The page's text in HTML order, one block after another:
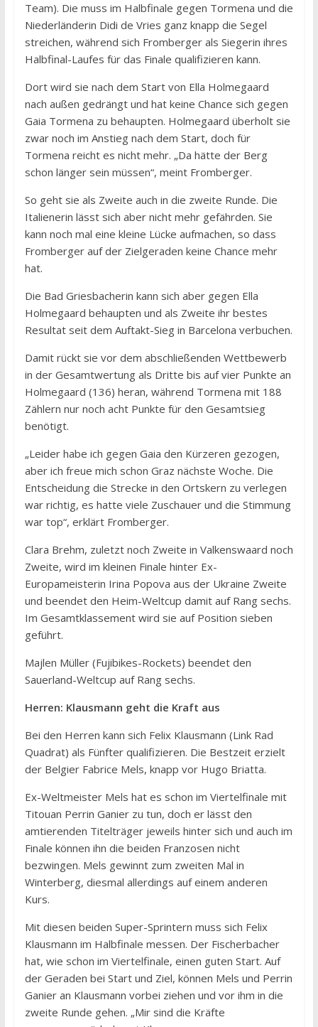
Team). Die muss im Halbfinale gegen Tormena und die
Niederländerin Didi de Vries ganz knapp die Segel
streichen, während sich Fromberger als Siegerin ihres
Halbfinal-Laufes für das Finale qualifizieren kann.
Dort wird sie nach dem Start von Ella Holmegaard
nach außen gedrängt und hat keine Chance sich gegen
Gaia Tormena zu behaupten. Holmegaard überholt sie
zwar noch im Anstieg nach dem Start, doch für
Tormena reicht es nicht mehr. „Da hätte der Berg
schon länger sein müssen“, meint Fromberger.
So geht sie als Zweite auch in die zweite Runde. Die
Italienerin lässt sich aber nicht mehr gefährden. Sie
kann noch mal eine kleine Lücke aufmachen, so dass
Fromberger auf der Zielgeraden keine Chance mehr
hat.
Die Bad Griesbacherin kann sich aber gegen Ella
Holmegaard behaupten und als Zweite ihr bestes
Resultat seit dem Auftakt-Sieg in Barcelona verbuchen.
Damit rückt sie vor dem abschließenden Wettbewerb
in der Gesamtwertung als Dritte bis auf vier Punkte an
Holmegaard (136) heran, während Tormena mit 188
Zählern nur noch acht Punkte für den Gesamtsieg
benötigt.
„Leider habe ich gegen Gaia den Kürzeren gezogen,
aber ich freue mich schon Graz nächste Woche. Die
Entscheidung die Strecke in den Ortskern zu verlegen
war richtig, es hatte viele Zuschauer und die Stimmung
war top“, erklärt Fromberger.
Clara Brehm, zuletzt noch Zweite in Valkenswaard noch
Zweite, wird im kleinen Finale hinter Ex-
Europameisterin Irina Popova aus der Ukraine Zweite
und beendet den Heim-Weltcup damit auf Rang sechs.
Im Gesamtklassement wird sie auf Position sieben
geführt.
Majlen Müller (Fujibikes-Rockets) beendet den
Sauerland-Weltcup auf Rang sechs.
Herren: Klausmann geht die Kraft aus
Bei den Herren kann sich Felix Klausmann (Link Rad
Quadrat) als Fünfter qualifizieren. Die Bestzeit erzielt
der Belgier Fabrice Mels, knapp vor Hugo Briatta.
Ex-Weltmeister Mels hat es schon im Viertelfinale mit
Titouan Perrin Ganier zu tun, doch er lässt den
amtierenden Titelträger jeweils hinter sich und auch im
Finale können ihn die beiden Franzosen nicht
bezwingen. Mels gewinnt zum zweiten Mal in
Winterberg, diesmal allerdings auf einem anderen
Kurs.
Mit diesen beiden Super-Sprintern muss sich Felix
Klausmann im Halbfinale messen. Der Fischerbacher
hat, wie schon im Viertelfinale, einen guten Start. Auf
der Geraden bei Start und Ziel, können Mels und Perrin
Ganier an Klausmann vorbei ziehen und vor ihm in die
zweite Runde gehen. „Mir sind die Kräfte